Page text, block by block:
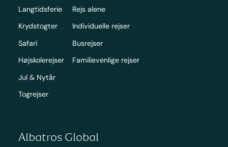
Langtidsferie
Krydstogter
Safari
Højskolerejser
Jul & Nytår
Togrejser
Rejs alene
Individuelle rejser
Busrejser
Familievenlige rejser
Albatros Global